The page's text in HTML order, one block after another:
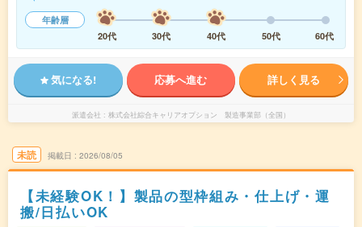
年齢層
20代
30代 40代 50代 60代
気になる! 応募へ進む 詳しく見る
派遣会社 株式会社綜合キャリアオプション 製造事業部（全国）
未読 掲載日 2026/08/05
【未経験OK！】製品の型枠組み・仕上げ・運
搬/日払いOK